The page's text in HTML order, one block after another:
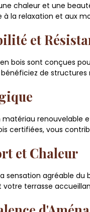
chaleur et une
à la relaxation et aux
et
bois sont conçues
de
matériau renouvelable
certifiées, vous
et Chaleur
sensation agréable
votre terrasse